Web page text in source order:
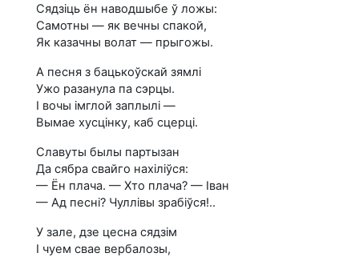
Сядзіць ён наводшыбе ў ложы:
Самотны — як вечны спакой,
Як казачны волат — прыгожы.
А песня з бацькоўскай зямлі
Ужо разанула па сэрцы.
I вочы імглой заплылі —
Вымае хусцінку, каб сцерці.
Славуты былы партызан
Да сябра свайго нахіліўся:
— Ён плача. — Хто плача? — Іван
— Ад песні? Чуллівы зрабіўся!..
У зале, дзе цесна сядзім
I чуем свае вербалозы,